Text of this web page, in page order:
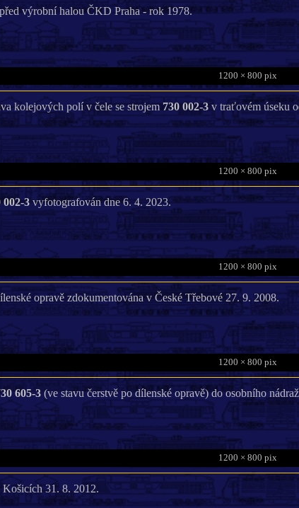
výrobní halou ČKD Praha - rok 1978.
1200 × 800 pix
kolejových polí v čele se strojem730 002-3 v traťovém úseku
1200 × 800 pix
002-3 vyfotografován dne 6. 4. 2023.
1200 × 800 pix
opravě zdokumentována v České Třebové 27. 9. 2008.
1200 × 800 pix
605-3 (ve stavu čerstvě po dílenské opravě) do osobního
1200 × 800 pix
31. 8. 2012.